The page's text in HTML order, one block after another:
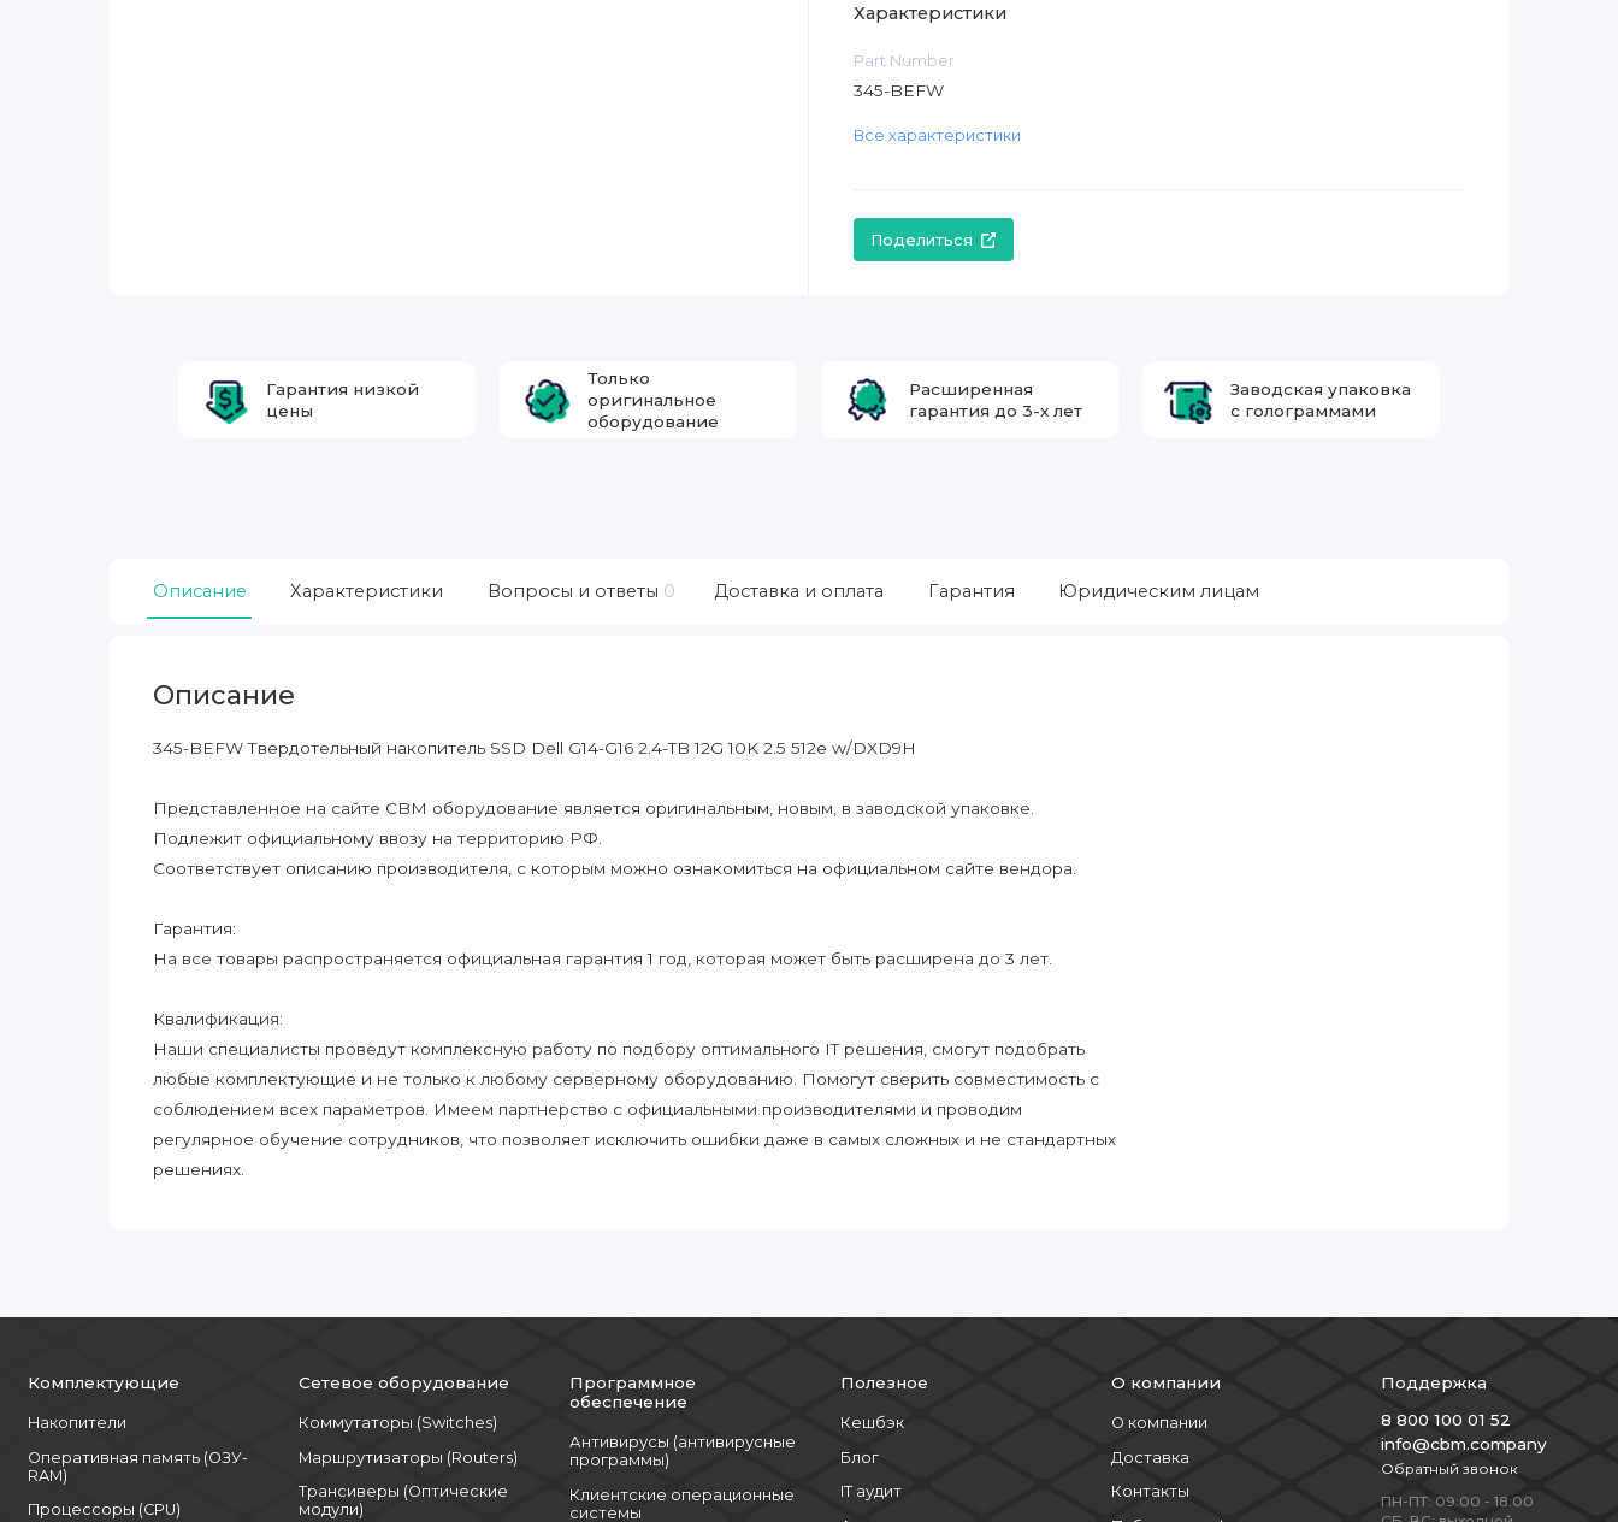
Характеристики
Part Number
345-BEFW
Все характеристики
Поделиться
Гарантия низкой
цены
Только
оригинальное
оборудование
Расширенная
гарантия до 3-х лет
Заводская упаковка
с голограммами
Описание Характеристики Вопросы и ответы 0 Доставка и оплата Гарантия Юридическим лицам
Описание
345-BEFW Твердотельный накопитель SSD Dell G14-G16 2.4-TB 12G 10K 2.5 512e w/DXD9H
Представленное на сайте CBM оборудование является оригинальным, новым, в заводской упаковке.
Подлежит официальному ввозу на территорию РФ.
Соответствует описанию производителя, с которым можно ознакомиться на официальном сайте вендора.
Гарантия:
На все товары распространяется официальная гарантия 1 год, которая может быть расширена до 3 лет.
Квалификация:
Наши специалисты проведут комплексную работу по подбору оптимального IT решения, смогут подобрать
любые комплектующие и не только к любому серверному оборудованию. Помогут сверить совместимость с
соблюдением всех параметров. Имеем партнерство с официальными производителями и проводим
регулярное обучение сотрудников, что позволяет исключить ошибки даже в самых сложных и не стандартных
решениях.
Комплектующие
Накопители
Оперативная память (ОЗУ-
RAM)
Процессоры (CPU)
Сетевое оборудование
Коммутаторы (Switches)
Маршрутизаторы (Routers)
Трансиверы (Оптические
модули)
Программное
обеспечение
Антивирусы (антивирусные
программы)
Клиентские операционные
системы
Полезное
Кешбэк
Блог
IT аудит
О компании
О компании
Доставка
Контакты
Поддержка
8 800 100 01 52
info@cbm.company
Обратный звонок
ПН-ПТ: 09:00 - 18:00